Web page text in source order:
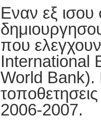
Εναν εξ ισου
που
International
World Bank).
2006-2007.